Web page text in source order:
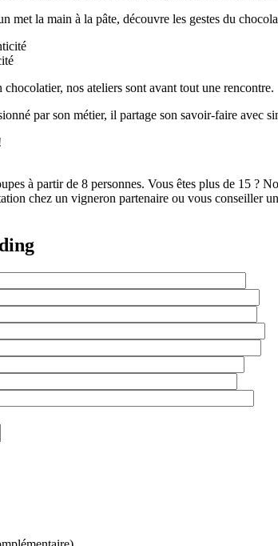
met la main à la pâte, découvre les gestes du
nos ateliers sont avant tout une rencontre.
par son métier, il partage son savoir-faire
à partir de 8 personnes. Vous êtes plus de 15 ?
chez un vigneron partenaire ou vous